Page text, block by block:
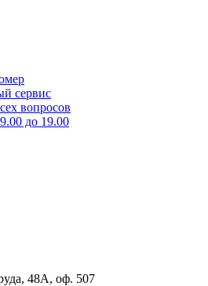
сервис
вопросов
до 19.00
48А, оф. 507